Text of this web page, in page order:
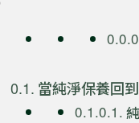
當純淨保養回